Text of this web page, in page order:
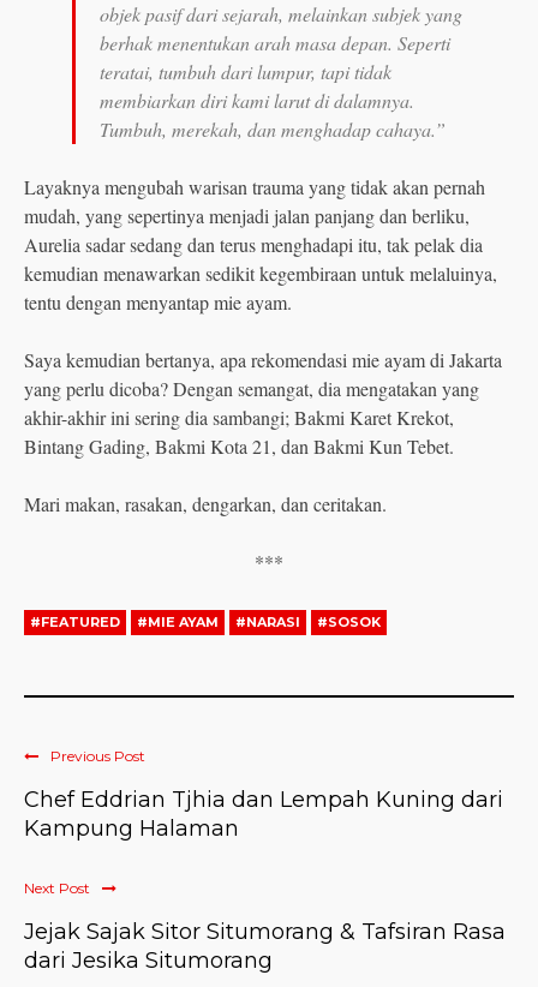
objek pasif dari sejarah, melainkan subjek yang
berhak menentukan arah masa depan. Seperti
teratai, tumbuh dari lumpur, tapi tidak
membiarkan diri kami larut di dalamnya.
Tumbuh, merekah, dan menghadap cahaya.”
Layaknya mengubah warisan trauma yang tidak akan pernah
mudah, yang sepertinya menjadi jalan panjang dan berliku,
Aurelia sadar sedang dan terus menghadapi itu, tak pelak dia
kemudian menawarkan sedikit kegembiraan untuk melaluinya,
tentu dengan menyantap mie ayam.
Saya kemudian bertanya, apa rekomendasi mie ayam di Jakarta
yang perlu dicoba? Dengan semangat, dia mengatakan yang
akhir-akhir ini sering dia sambangi; Bakmi Karet Krekot,
Bintang Gading, Bakmi Kota 21, dan Bakmi Kun Tebet.
Mari makan, rasakan, dengarkan, dan ceritakan.
***
#FEATURED #MIE AYAM #NARASI #SOSOK
Previous Post
Chef Eddrian Tjhia dan Lempah Kuning dari
Kampung Halaman
Next Post
Jejak Sajak Sitor Situmorang & Tafsiran Rasa
dari Jesika Situmorang